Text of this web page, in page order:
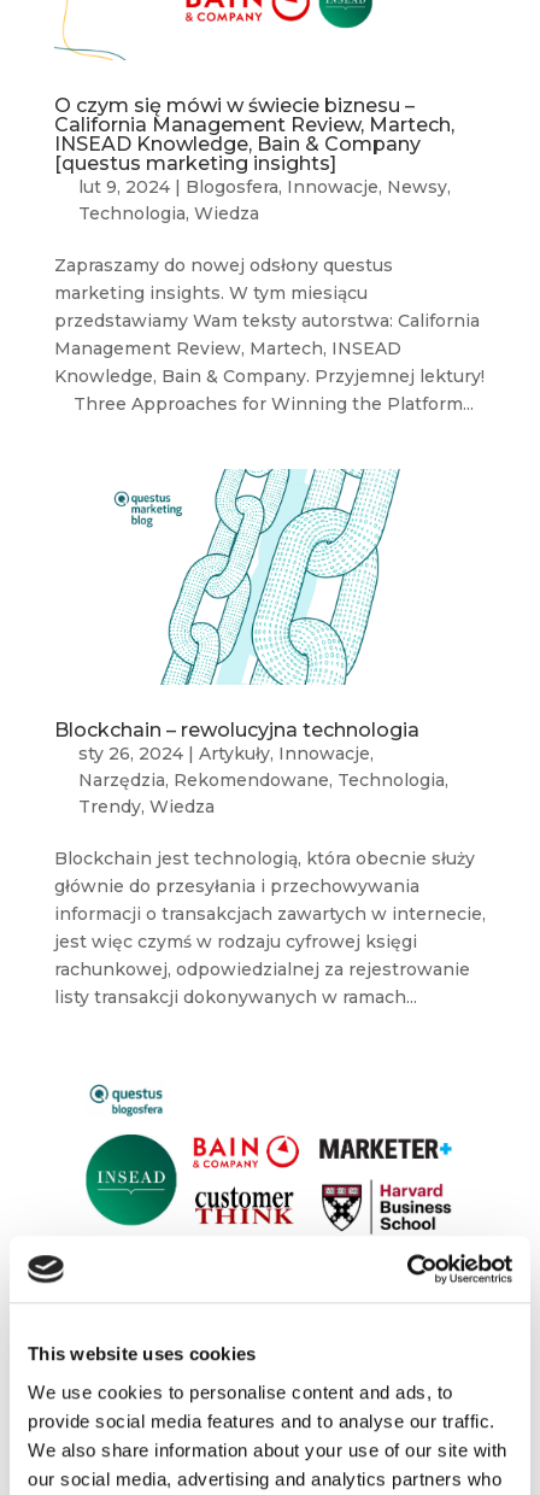
This website uses cookies
We use cookies to personalise content and ads, to
provide social media features and to analyse our traffic.
We also share information about your use of our site with
our social media, advertising and analytics partners who
O czym się mówi w świecie biznesu –
California Management Review, Martech,
INSEAD Knowledge, Bain & Company
[questus marketing insights]
lut 9, 2024| Blogosfera, Innowacje, Newsy,
Technologia, Wiedza
Zapraszamy do nowej odsłony questus
marketing insights. W tym miesiącu
przedstawiamy Wam teksty autorstwa: California
Management Review, Martech, INSEAD
Knowledge, Bain & Company. Przyjemnej lektury!
Three Approaches for Winning the Platform...
Blockchain – rewolucyjna technologia
sty 26, 2024| Artykuły, Innowacje,
Narzędzia, Rekomendowane, Technologia,
Trendy, Wiedza
Blockchain jest technologią, która obecnie służy
głównie do przesyłania i przechowywania
informacji o transakcjach zawartych w internecie,
jest więc czymś w rodzaju cyfrowej księgi
rachunkowej, odpowiedzialnej za rejestrowanie
listy transakcji dokonywanych w ramach...
INSEAD, Harvard Business School, Bain &
Company, CustomerThink, Marketer+
[przegląd blogosfery marketingowej]
gru 6, 2023|Bez kategorii,Blogosfera,
Innowacje,Narzędzia,Newsy ,Raporty,
Trendy, Wiedza